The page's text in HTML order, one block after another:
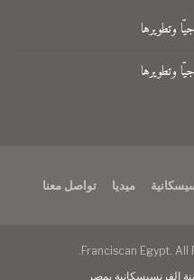
وتطويرها
وتطويرها
ميديا تواصل معنا
الفرنسيسكانية بمصر